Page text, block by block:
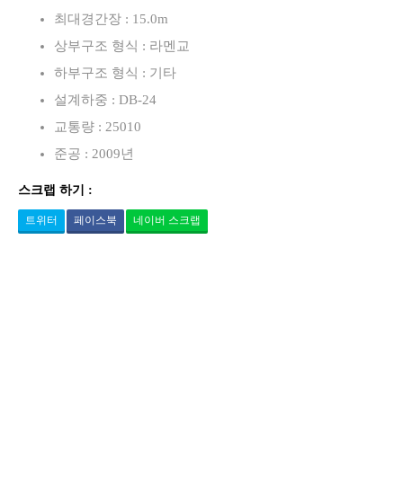
최대경간장 : 15.0m
상부구조 형식 : 라멘교
하부구조 형식 : 기타
설계하중 : DB-24
교통량 : 25010
준공 : 2009년
스크랩 하기 :
트위터 페이스북 네이버 스크랩